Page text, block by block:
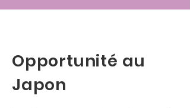
Opportunité au
Japon